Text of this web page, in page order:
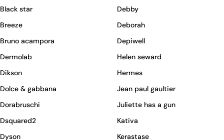
Black star
Breeze
Bruno acampora
Debby
Deborah
Depiwell
Dermolab
Dikson
Dolce & gabbana
Dorabruschi
Dsquared2
Dyson
Helen seward
Hermes
Jean paul gaultier
Juliette has a gun
Kativa
Kerastase